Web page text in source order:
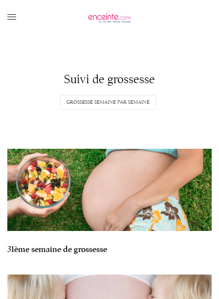
Suivi de grossesse
GROSSESSE SEMAINE PAR SEMAINE
31ème semaine de grossesse